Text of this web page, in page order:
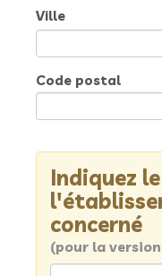
Ville
Code postal
Indiquez
concerné
(pour la